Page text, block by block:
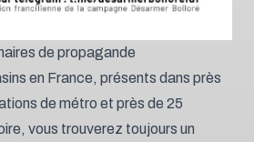
de propagande
en France, présents dans près
de métro et près de 25
vous trouverez toujours un